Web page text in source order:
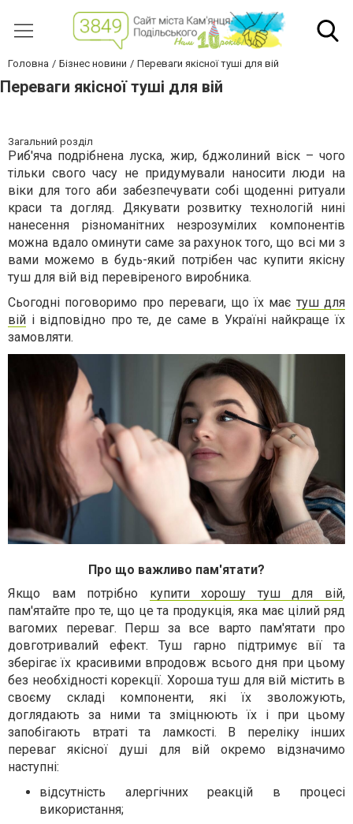
Головна Бізнес новини Переваги якісної туші для вій
Переваги якісної туші для вій
Загальний розділ
Риб'яча подрібнена луска, жир, бджолиний віск – чого
тільки свого часу не придумували наносити люди на
віки для того аби забезпечувати собі щоденні ритуали
краси та догляд. Дякувати розвитку технологій нині
нанесення різноманітних незрозумілих компонентів
можна вдало оминути саме за рахунок того, що всі ми з
вами можемо в будь-який потрібен час купити якісну
туш для вій від перевіреного виробника.
Сьогодні поговоримо про переваги, що їх має туш для
вій і відповідно про те, де саме в Україні найкраще їх
замовляти.
Про що важливо пам'ятати?
Якщо вам потрібно
купити хорошу туш для вій,
пам'ятайте про те, що це та продукція, яка має цілий ряд
вагомих переваг. Перш за все варто пам'ятати про
довготривалий ефект. Туш гарно підтримує вії та
зберігає їх красивими впродовж всього дня при цьому
без необхідності корекції. Хороша туш для вій містить в
своєму складі компоненти, які їх зволожують,
доглядають за ними та зміцнюють їх і при цьому
запобігають втраті та ламкості. В переліку інших
переваг якісної душі для вій окремо відзначимо
наступні:
відсутність алергічних реакцій в процесі
використання;